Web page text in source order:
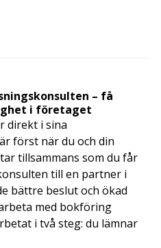
– få
i företaget
direkt i sina
först när du och din
tillsammans som du får
till en partner i
bättre beslut och ökad
med bokföring
i två steg: du lämnar